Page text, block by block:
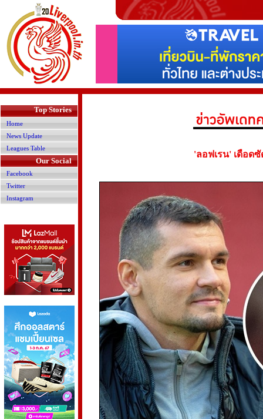
Top Stories
Home
News Update
Leagues Table
Our Social
Facebook
Twitter
Instagram
'ลอฟเรน' เดือด